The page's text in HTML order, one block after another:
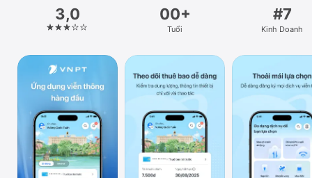
Nền tảng
iPhone
iPad
Máy Mac
TV
3,0 00+
Tuổi
#7
Kinh Doanh